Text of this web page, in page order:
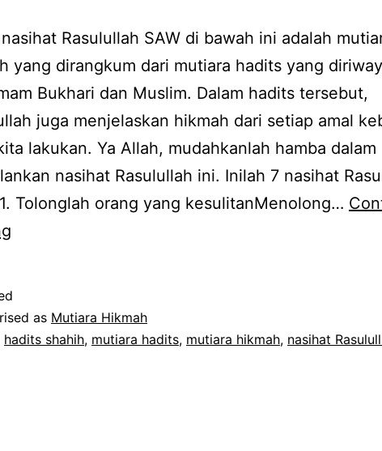
Rasulullah SAW di bawah ini adalah
yang dirangkum dari mutiara hadits yang
Bukhari dan Muslim. Dalam hadits tersebut,
juga menjelaskan hikmah dari setiap amal
lakukan. Ya Allah, mudahkanlah hamba dalam
nasihat Rasulullah ini. Inilah 7 nasihat
Tolonglah orang yang kesulitanMenolong…
Rasulullah
as Mutiara Hikmah
hadits shahih, mutiara hadits, mutiara hikmah, nasihat